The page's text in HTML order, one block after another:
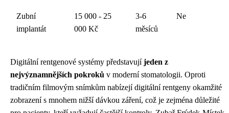
Zubní
implantát
15 000 - 25
000 Kč
3-6
měsíců
Ne
Digitální rentgenové systémy představujíjeden z
nejvýznamnějších pokroků v moderní stomatologii. Oproti
tradičním filmovým snímkům nabízejí digitální rentgeny okamžité
zobrazení s mnohem nižší dávkou záření, což je zejména důležité